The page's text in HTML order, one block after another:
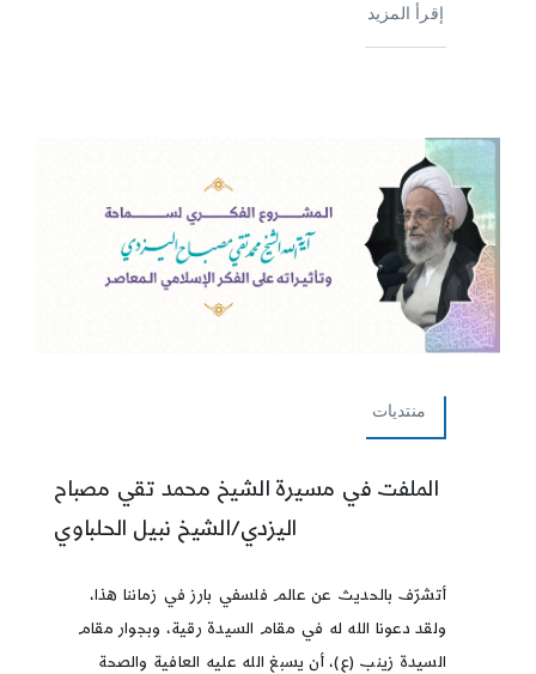
إقرأ المزيد
منتديات
الملفت في مسيرة الشيخ محمد تقي مصباح
اليزدي/الشيخ نبيل الحلباوي
أتشرّف بالحديث عن عالم فلسفي بارز في زماننا هذا،
ولقد دعونا الله له في مقام السيدة رقية، وبجوار مقام
السيدة زينب (ع)، أن يسبغ الله عليه العافية والصحة